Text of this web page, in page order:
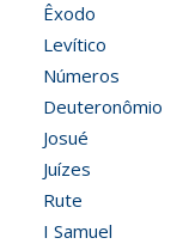
Êxodo
Levítico
Números
Deuteronômio
Josué
Juízes
Rute
I Samuel